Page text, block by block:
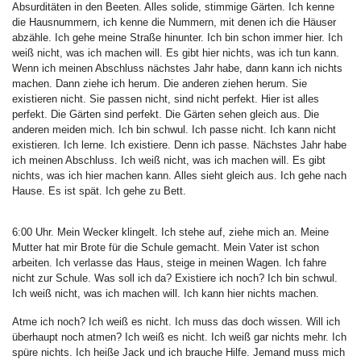
Absurditäten in den Beeten. Alles solide, stimmige Gärten. Ich kenne
die Hausnummern, ich kenne die Nummern, mit denen ich die Häuser
abzähle. Ich gehe meine Straße hinunter. Ich bin schon immer hier. Ich
weiß nicht, was ich machen will. Es gibt hier nichts, was ich tun kann.
Wenn ich meinen Abschluss nächstes Jahr habe, dann kann ich nichts
machen. Dann ziehe ich herum. Die anderen ziehen herum. Sie
existieren nicht. Sie passen nicht, sind nicht perfekt. Hier ist alles
perfekt. Die Gärten sind perfekt. Die Gärten sehen gleich aus. Die
anderen meiden mich. Ich bin schwul. Ich passe nicht. Ich kann nicht
existieren. Ich lerne. Ich existiere. Denn ich passe. Nächstes Jahr habe
ich meinen Abschluss. Ich weiß nicht, was ich machen will. Es gibt
nichts, was ich hier machen kann. Alles sieht gleich aus. Ich gehe nach
Hause. Es ist spät. Ich gehe zu Bett.
6:00 Uhr. Mein Wecker klingelt. Ich stehe auf, ziehe mich an. Meine
Mutter hat mir Brote für die Schule gemacht. Mein Vater ist schon
arbeiten. Ich verlasse das Haus, steige in meinen Wagen. Ich fahre
nicht zur Schule. Was soll ich da? Existiere ich noch? Ich bin schwul.
Ich weiß nicht, was ich machen will. Ich kann hier nichts machen.
Atme ich noch? Ich weiß es nicht. Ich muss das doch wissen. Will ich
überhaupt noch atmen? Ich weiß es nicht. Ich weiß gar nichts mehr. Ich
spüre nichts. Ich heiße Jack und ich brauche Hilfe. Jemand muss mich